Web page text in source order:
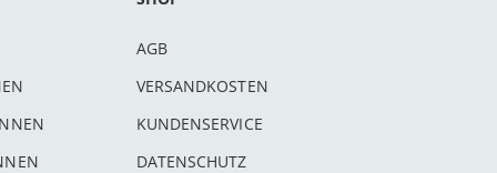
AGB
VERSANDKOSTEN
KUNDENSERVICE
DATENSCHUTZ